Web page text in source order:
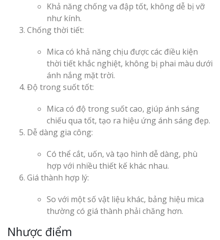
Khả năng chống va đập tốt, không dễ bị vỡ
như kính.
Chống thời tiết:
Mica có khả năng chịu được các điều kiện
thời tiết khắc nghiệt, không bị phai màu dưới
ánh nắng mặt trời.
Độ trong suốt tốt:
Mica có độ trong suốt cao, giúp ánh sáng
chiếu qua tốt, tạo ra hiệu ứng ánh sáng đẹp.
Dễ dàng gia công:
Có thể cắt, uốn, và tạo hình dễ dàng, phù
hợp với nhiều thiết kế khác nhau.
Giá thành hợp lý:
So với một số vật liệu khác, bảng hiệu mica
thường có giá thành phải chăng hơn.
Nhược điểm
Làm Biển
Làm biển
tại Vinh Nghệ An
Nam Đàn Uy Tín Giá
Hàng